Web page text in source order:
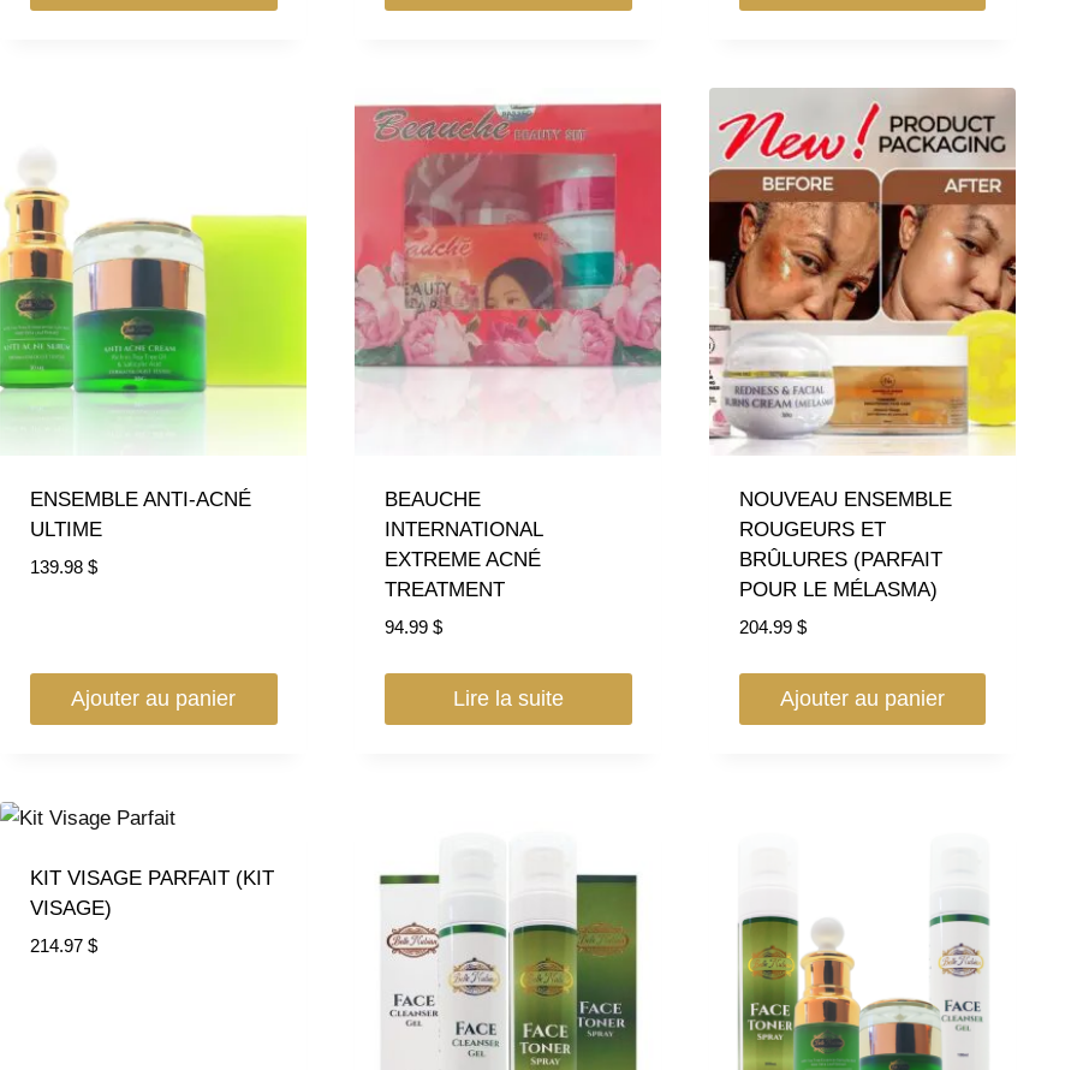
ENSEMBLE ANTI-ACNÉ
ULTIME
139.98 $
Ajouter au panier
BEAUCHE
INTERNATIONAL
EXTREME ACNÉ
TREATMENT
94.99 $
Lire la suite
NOUVEAU ENSEMBLE
ROUGEURS ET
BRÛLURES (PARFAIT
POUR LE MÉLASMA)
204.99 $
Ajouter au panier
KIT VISAGE PARFAIT (KIT
VISAGE)
214.97 $